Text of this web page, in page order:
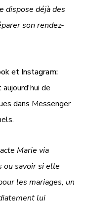
dispose déjà des
son rendez-
et Instagram:
de
dans Messenger
Marie via
ou savoir si elle
les mariages, un
lui